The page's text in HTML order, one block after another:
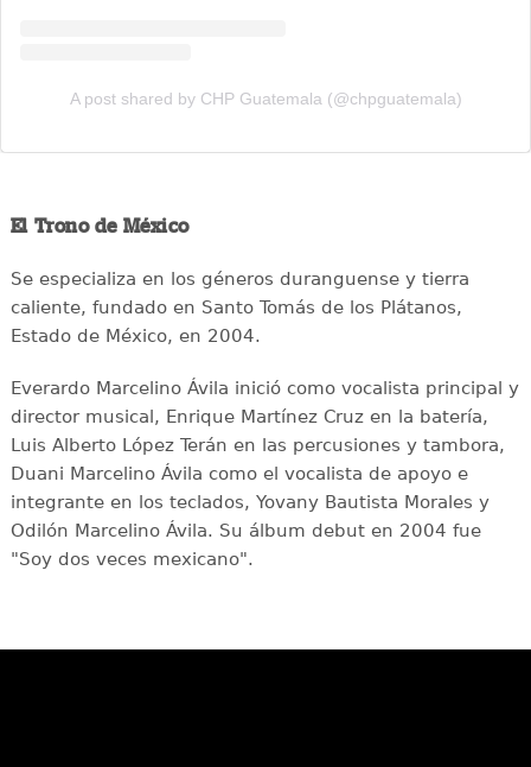
A post shared by CHP Guatemala (@chpguatemala)
El Trono de México
Se especializa en los géneros duranguense y tierra
caliente, fundado en Santo Tomás de los Plátanos,
Estado de México, en 2004.
Everardo Marcelino Ávila inició como vocalista principal y
director musical, Enrique Martínez Cruz en la batería,
Luis Alberto López Terán en las percusiones y tambora,
Duani Marcelino Ávila como el vocalista de apoyo e
integrante en los teclados, Yovany Bautista Morales y
Odilón Marcelino Ávila. Su álbum debut en 2004 fue
"Soy dos veces mexicano".